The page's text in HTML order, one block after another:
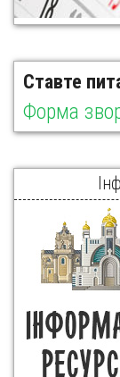
Ставте
Форма